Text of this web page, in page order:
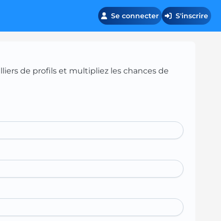
Se connecter S'inscrire
de profils et multipliez les chances de